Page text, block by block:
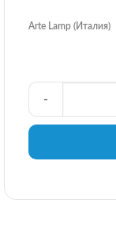
Arte Lamp (Италия)
-